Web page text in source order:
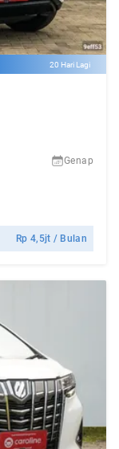
20 Hari Lagi
Genap
Rp4,5jt / Bulan